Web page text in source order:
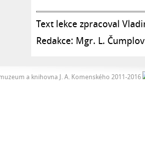
Text lekce zpracoval
Redakce: Mgr. L.
a knihovna J. A. Komenského 2011-2016